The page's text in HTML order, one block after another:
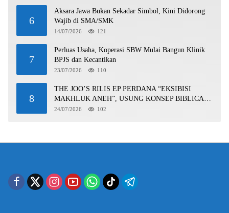
6
Aksara Jawa Bukan Sekadar Simbol, Kini Didorong
Wajib di SMA/SMK
14/07/2026 121
7
Perluas Usaha, Koperasi SBW Mulai Bangun Klinik
BPJS dan Kecantikan
23/07/2026 110
8
THE JOO’S RILIS EP PERDANA “EKSIBISI
MAKHLUK ANEH”, USUNG KONSEP BIBLICAL
SURF ROCK DALAM 6 TRACK
24/07/2026 102